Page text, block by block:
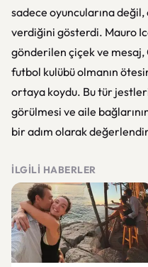
sadece oyuncularına
verdiğini gösterdi. Mauro
gönderilen çiçek ve
futbol kulübü olmanın
ortaya koydu. Bu tür
görülmesi ve aile
bir adım olarak
İLGILI HABERLER